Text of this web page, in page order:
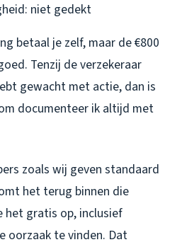
niet gedekt
betaal je zelf, maar de €800
Tenzij de verzekeraar
gewacht met actie, dan is
documenteer ik altijd met
zoals wij geven standaard
het terug binnen die
het gratis op, inclusief
oorzaak te vinden. Dat